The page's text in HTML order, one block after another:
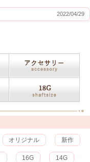
2022/04/29
オリジナル 新作
16G 14G